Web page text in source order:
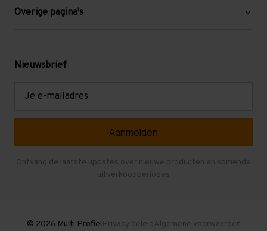
Blog
Levering en afhalen
Overige pagina's
Mezzanine
Gebruikte entresolvloeren
Nieuwsbrief
Ontvang de laatste updates over nieuwe producten en komende
uitverkoopperiodes
© 2026 Multi ProfielPrivacy beleidAlgemene voorwaarden